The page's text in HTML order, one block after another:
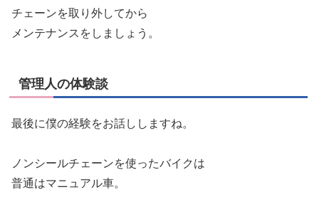
チェーンを取り外してから
メンテナンスをしましょう。
管理人の体験談
最後に僕の経験をお話ししますね。
ノンシールチェーンを使ったバイクは
普通はマニュアル車。